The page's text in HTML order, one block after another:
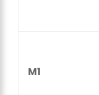
M1